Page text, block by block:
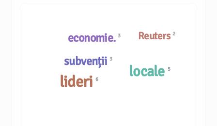
Reuters 2
subvenții 3
lideri6 locale 5
economie. 3